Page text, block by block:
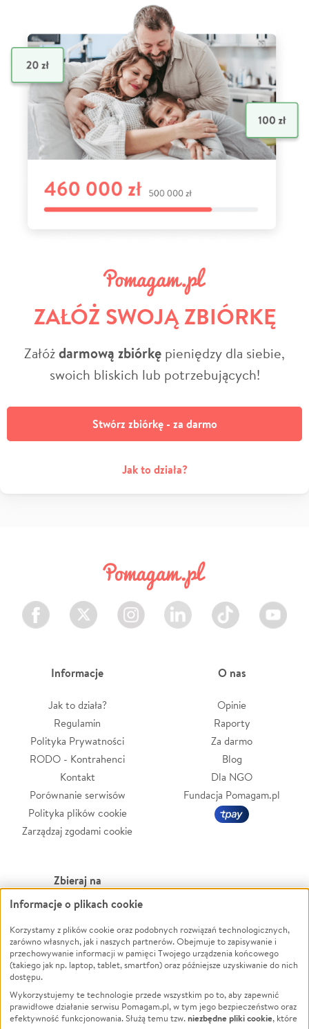
ZAŁÓŻ SWOJĄ ZBIÓRKĘ
Załóżdarmową zbiórkę pieniędzy dla siebie,
swoich bliskich lub potrzebujących!
Stwórz zbiórkę - za darmo
Jak to działa?
Facebook Twitter Instagram LinkedIn TikTok Youtube
Informacje
Jak to działa?
Regulamin
Polityka Prywatności
RODO - Kontrahenci
Kontakt
Porównanie serwisów
Polityka plików cookie
Zarządzaj zgodami cookie
O nas
Opinie
Raporty
Za darmo
Blog
Dla NGO
Fundacja Pomagam.pl
Zbieraj na
Leczenie
Zwierzęta
Pożar
Ukraina
Pomoc Finansowa
Projekty
Powódź
Wichura
NGO
Edukacja
Podróż
Informacje o plikach cookie
Korzystamy z plików cookie oraz podobnych rozwiązań technologicznych,
zarówno własnych, jak i naszych partnerów. Obejmuje to zapisywanie i
przechowywanie informacji w pamięci Twojego urządzenia końcowego
(takiego jak np. laptop, tablet, smartfon) oraz późniejsze uzyskiwanie do nich
dostępu.
Wykorzystujemy te technologie przede wszystkim po to, aby zapewnić
prawidłowe działanie serwisu Pomagam.pl, w tym jego bezpieczeństwo oraz
efektywność funkcjonowania. Służą temu tzw.niezbędne pliki cookie, które